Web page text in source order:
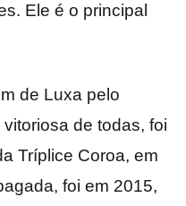
Ele é o principal
de Luxa pelo
de todas, foi
Tríplice Coroa, em
foi em 2015,